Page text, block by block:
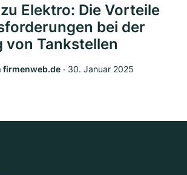
Elektro: Die Vorteile
bei der
von Tankstellen
firmenweb.de ‧ 30. Januar 2025